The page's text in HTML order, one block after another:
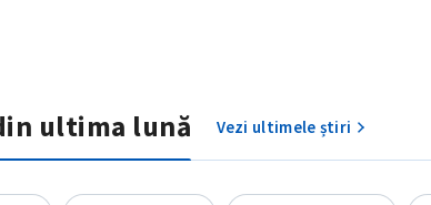
ultima lună Vezi ultimele știri